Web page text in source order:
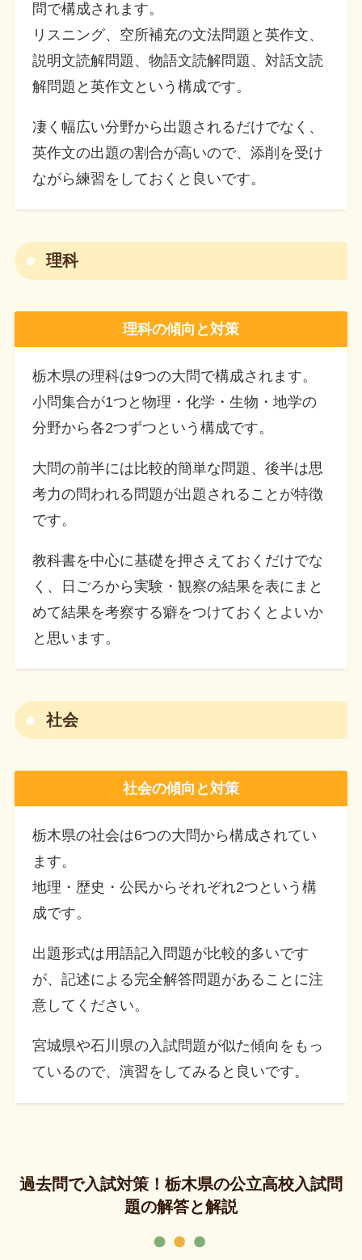
問で構成されます。
リスニング、空所補充の文法問題と英作文、
説明文読解問題、物語文読解問題、対話文読
解問題と英作文という構成です。
凄く幅広い分野から出題されるだけでなく、
英作文の出題の割合が高いので、添削を受け
ながら練習をしておくと良いです。
理科
理科の傾向と対策
栃木県の理科は9つの大問で構成されます。
小問集合が1つと物理・化学・生物・地学の
分野から各2つずつという構成です。
大問の前半には比較的簡単な問題、後半は思
考力の問われる問題が出題されることが特徴
です。
教科書を中心に基礎を押さえておくだけでな
く、日ごろから実験・観察の結果を表にまと
めて結果を考察する癖をつけておくとよいか
と思います。
社会
社会の傾向と対策
栃木県の社会は6つの大問から構成されてい
ます。
地理・歴史・公民からそれぞれ2つという構
成です。
出題形式は用語記入問題が比較的多いです
が、記述による完全解答問題があることに注
意してください。
宮城県や石川県の入試問題が似た傾向をもっ
ているので、演習をしてみると良いです。
過去問で入試対策！栃木県の公立高校入試問
題の解答と解説